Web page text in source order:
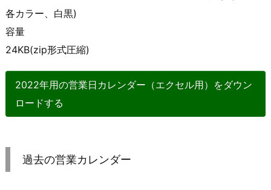
各カラー、白黒)
容量
24KB(zip形式圧縮)
2022年用の営業日カレンダー（エクセル用）をダウン
ロードする
過去の営業カレンダー